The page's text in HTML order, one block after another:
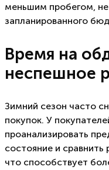
меньшим пробегом,
запланированного
Время на
неспешное
Зимний сезон часто
покупок. У
проанализировать
состояние и сравнить
что способствует